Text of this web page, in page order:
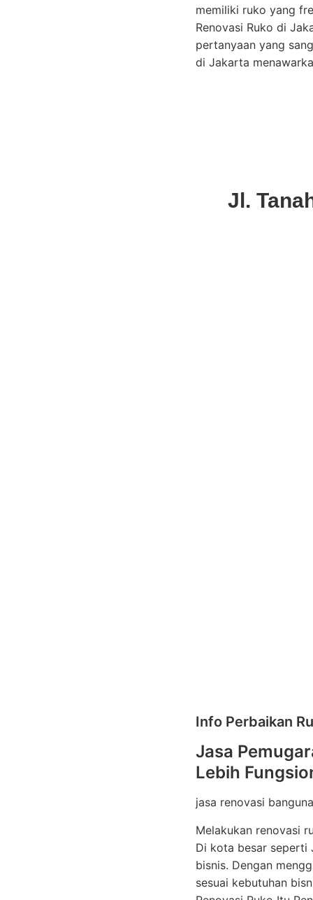
memiliki ruko yang
Renovasi Ruko di
pertanyaan yang
di Jakarta
Jl.
Info Perbaikan
Jasa
Lebih
jasa renovasi
Melakukan renovasi
Di kota besar seperti
bisnis. Dengan
sesuai kebutuhan